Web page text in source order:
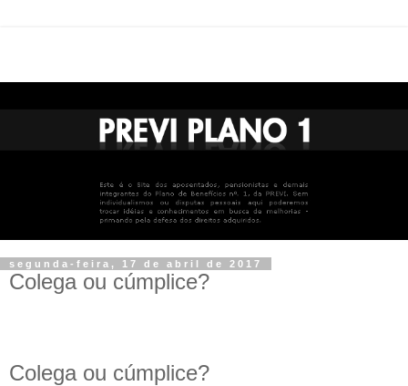
segunda-feira, 17 de abril de 2017
Colega ou cúmplice?
Colega ou cúmplice?